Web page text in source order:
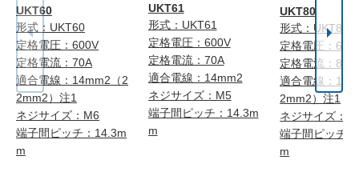
UKT60
形式：UKT60
定格電圧：600V
定格電流：70A
適合電線：14mm2（2
2mm2）注1
ネジサイズ：M6
端子間ピッチ：14.3m
m
UKT61
形式：UKT61
定格電圧：600V
定格電流：70A
適合電線：14mm2
ネジサイズ：M5
端子間ピッチ：14.3m
m
UKT80
形式：UKT80
定格電圧：
定格電流：80A
適合電線：
2mm2）注1
ネジサイズ：
端子間ピッチ
m